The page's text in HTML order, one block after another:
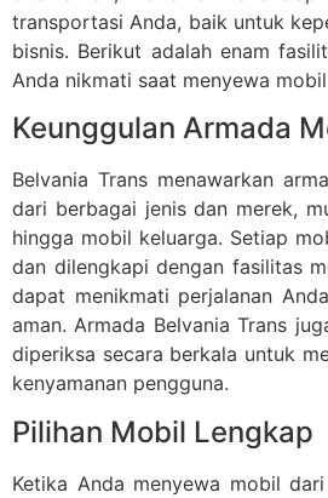
transportasi Anda, baik untuk
bisnis. Berikut adalah enam
Anda nikmati saat menyewa
Keunggulan Armada
Belvania Trans menawarkan
dari berbagai jenis dan merek,
hingga mobil keluarga. Setiap
dan dilengkapi dengan fasilitas
dapat menikmati perjalanan
aman. Armada Belvania Trans
diperiksa secara berkala untuk
kenyamanan pengguna.
Pilihan Mobil Lengkap
Ketika Anda menyewa mobil